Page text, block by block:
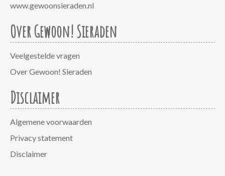
www.gewoonsieraden.nl
Over Gewoon! Sieraden
Veelgestelde vragen
Over Gewoon! Sieraden
Disclaimer
Algemene voorwaarden
Privacy statement
Disclaimer